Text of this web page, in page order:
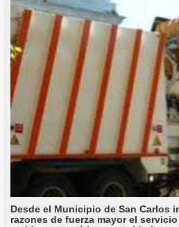
Desde el Municipio de San Carlos
razones de fuerza mayor el